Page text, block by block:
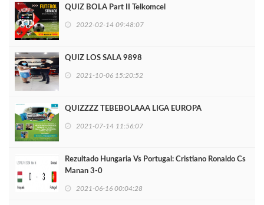
QUIZ BOLA Part II Telkomcel
2022-02-14 09:48:07
QUIZ LOS SALA 9898
2021-10-06 15:20:52
QUIZZZZ TEBEBOLAAA LIGA EUROPA
2021-07-14 11:56:07
Rezultado Hungaria Vs Portugal: Cristiano Ronaldo Cs
Manan 3-0
2021-06-16 00:04:28